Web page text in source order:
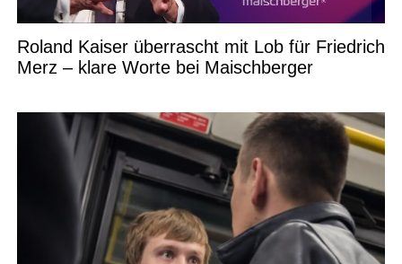
Roland Kaiser überrascht mit Lob für Friedrich
Merz – klare Worte bei Maischberger